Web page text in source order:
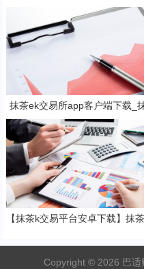
月最新网址V6.1.43
抹茶ek交易所app客户端下载_
茶ek钱包v8.15.2下载
【抹茶k交易平台安卓下载】抹
Copyright © 2026 巴适